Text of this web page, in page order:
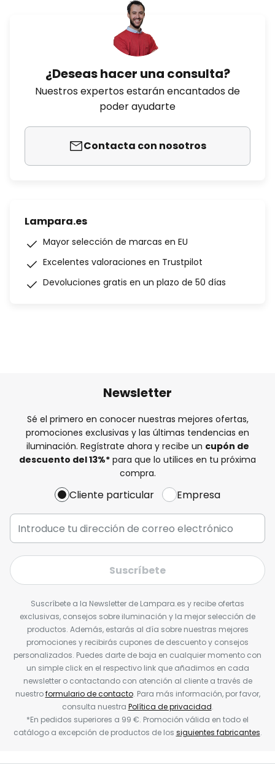
¿Deseas hacer una consulta?
Nuestros expertos estarán encantados de
poder ayudarte
Contacta con nosotros
Lampara.es
Mayor selección de marcas en EU
Excelentes valoraciones en Trustpilot
Devoluciones gratis en un plazo de 50 días
Newsletter
Sé el primero en conocer nuestras mejores ofertas,
promociones exclusivas y las últimas tendencias en
iluminación. Regístrate ahora y recibe un cupón de
descuento del13%* para que lo utilices en tu próxima
compra.
Cliente particular Empresa
Suscríbete
Suscríbete a la Newsletter de Lampara.es y recibe ofertas
exclusivas, consejos sobre iluminación y la mejor selección de
productos. Además, estarás al día sobre nuestras mejores
promociones y recibirás cupones de descuento y consejos
personalizados. Puedes darte de baja en cualquier momento con
un simple click en el respectivo link que añadimos en cada
newsletter o contactando con atención al cliente a través de
nuestroformulario de contacto. Para más información, por favor,
consulta nuestra Política de privacidad.
*En pedidos superiores a 99 €. Promoción válida en todo el
catálogo a excepción de productos de los siguientes fabricantes.